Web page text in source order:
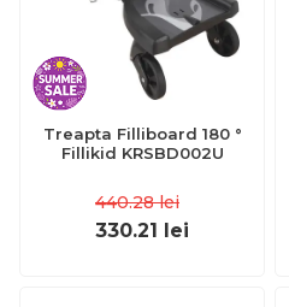
Treapta Filliboard 180 °
Fillikid KRSBD002U
440.28 lei
330.21 lei